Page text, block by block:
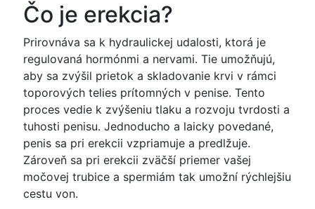
Čo je erekcia?
Prirovnáva sa k hydraulickej udalosti, ktorá je
regulovaná hormónmi a nervami. Tie umožňujú,
aby sa zvýšil prietok a skladovanie krvi v rámci
toporových telies prítomných v penise. Tento
proces vedie k zvýšeniu tlaku a rozvoju tvrdosti a
tuhosti penisu. Jednoducho a laicky povedané,
penis sa pri erekcii vzpriamuje a predlžuje.
Zároveň sa pri erekcii zväčší priemer vašej
močovej trubice a spermiám tak umožní rýchlejšiu
cestu von.